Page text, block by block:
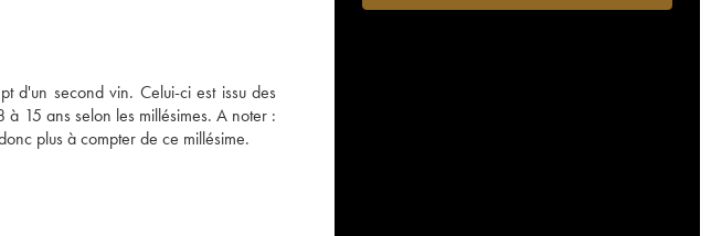
d'un second vin. Celui-ci est issu des
15 ans selon les millésimes. A noter :
plus à compter de ce millésime.